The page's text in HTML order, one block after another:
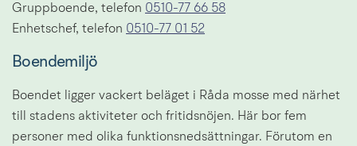
Gruppboende, telefon 0510-77 66 58
Enhetschef, telefon 0510-77 01 52
Boendemiljö
Boendet ligger vackert beläget i Råda mosse med närhet
till stadens aktiviteter och fritidsnöjen. Här bor fem
personer med olika funktionsnedsättningar. Förutom en